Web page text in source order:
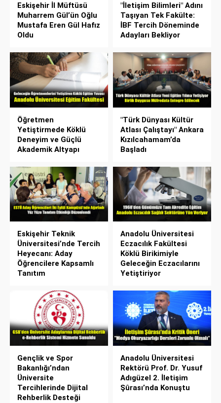
Eskişehir İl Müftüsü
Muharrem Gül’ün Oğlu
Mustafa Eren Gül Hafız
Oldu
"İletişim Bilimleri" Adını
Taşıyan Tek Fakülte:
İBF Tercih Döneminde
Adayları Bekliyor
Öğretmen
Yetiştirmede Köklü
Deneyim ve Güçlü
Akademik Altyapı
"Türk Dünyası Kültür
Atlası Çalıştayı" Ankara
Kızılcahamam’da
Başladı
Eskişehir Teknik
Üniversitesi’nde Tercih
Heyecanı: Aday
Öğrencilere Kapsamlı
Tanıtım
Anadolu Üniversitesi
Eczacılık Fakültesi
Köklü Birikimiyle
Geleceğin Eczacılarını
Yetiştiriyor
Gençlik ve Spor
Bakanlığı’ndan
Üniversite
Tercihlerinde Dijital
Rehberlik Desteği
Anadolu Üniversitesi
Rektörü Prof. Dr. Yusuf
Adıgüzel 2. İletişim
Şûrası’nda Konuştu